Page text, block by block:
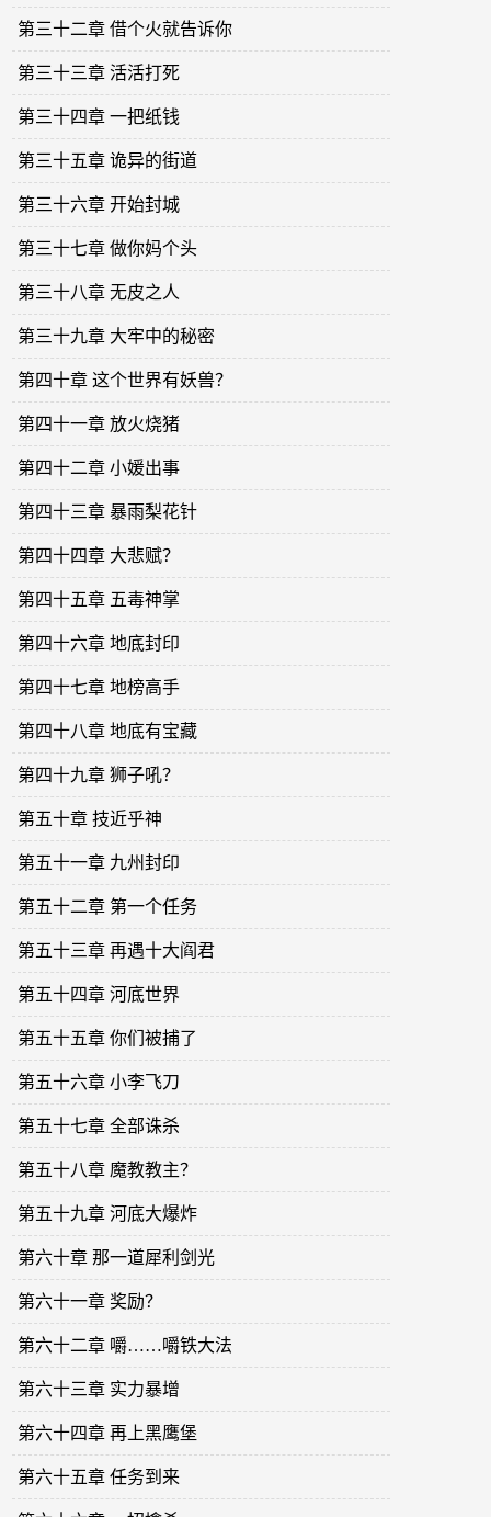
第三十二章 借个火就告诉你
第三十三章 活活打死
第三十四章 一把纸钱
第三十五章 诡异的街道
第三十六章 开始封城
第三十七章 做你妈个头
第三十八章 无皮之人
第三十九章 大牢中的秘密
第四十章 这个世界有妖兽？
第四十一章 放火烧猪
第四十二章 小媛出事
第四十三章 暴雨梨花针
第四十四章 大悲赋？
第四十五章 五毒神掌
第四十六章 地底封印
第四十七章 地榜高手
第四十八章 地底有宝藏
第四十九章 狮子吼？
第五十章 技近乎神
第五十一章 九州封印
第五十二章 第一个任务
第五十三章 再遇十大阎君
第五十四章 河底世界
第五十五章 你们被捕了
第五十六章 小李飞刀
第五十七章 全部诛杀
第五十八章 魔教教主？
第五十九章 河底大爆炸
第六十章 那一道犀利剑光
第六十一章 奖励？
第六十二章 嚼……嚼铁大法
第六十三章 实力暴增
第六十四章 再上黑鹰堡
第六十五章 任务到来